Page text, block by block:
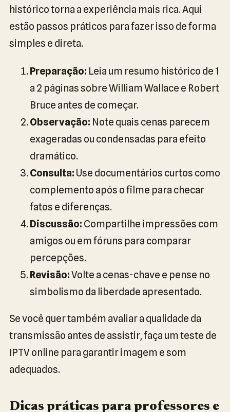
histórico torna a experiência mais rica. Aqui
estão passos práticos para fazer isso de forma
simples e direta.
Preparação: Leia um resumo histórico de 1
a 2 páginas sobre William Wallace e Robert
Bruce antes de começar.
Observação: Note quais cenas parecem
exageradas ou condensadas para efeito
dramático.
Consulta: Use documentários curtos como
complemento após o filme para checar
fatos e diferenças.
Discussão: Compartilhe impressões com
amigos ou em fóruns para comparar
percepções.
Revisão:Volte a cenas-chave e pense no
simbolismo da liberdade apresentado.
Se você quer também avaliar a qualidade da
transmissão antes de assistir, faça um teste de
IPTV online para garantir imagem e som
adequados.
Dicas práticas para professores e